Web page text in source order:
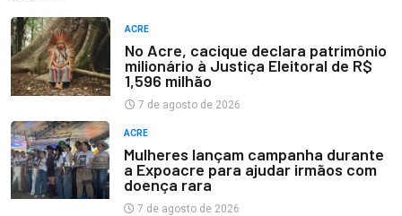
ACRE
No Acre, cacique declara patrimônio
milionário à Justiça Eleitoral de R$
1,596 milhão
7 de agosto de 2026
ACRE
Mulheres lançam campanha durante
a Expoacre para ajudar irmãos com
doença rara
7 de agosto de 2026